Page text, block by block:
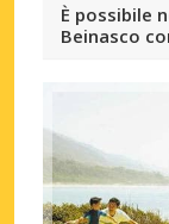
È possibile
Beinasco